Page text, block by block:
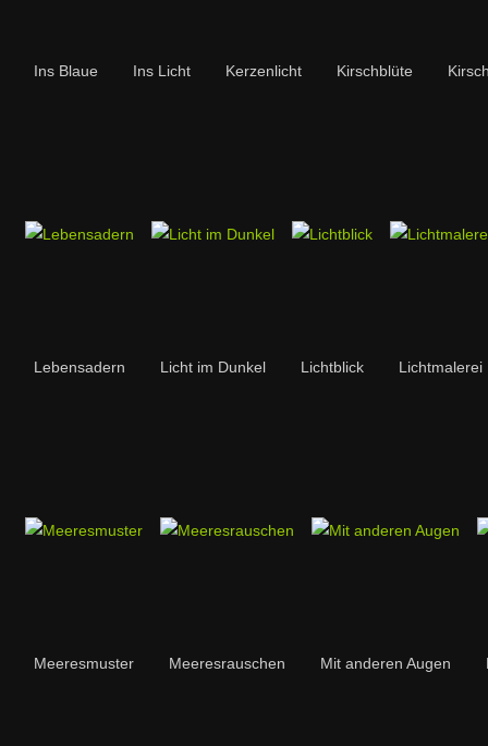
Ins Blaue Ins Licht Kerzenlicht Kirschblüte
Lebensadern Licht im Dunkel Lichtblick Lichtmalerei
Meeresmuster Meeresrauschen Mit anderen Augen